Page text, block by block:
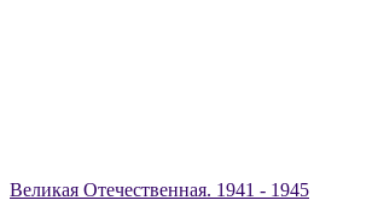
Великая Отечественная. 1941 - 1945